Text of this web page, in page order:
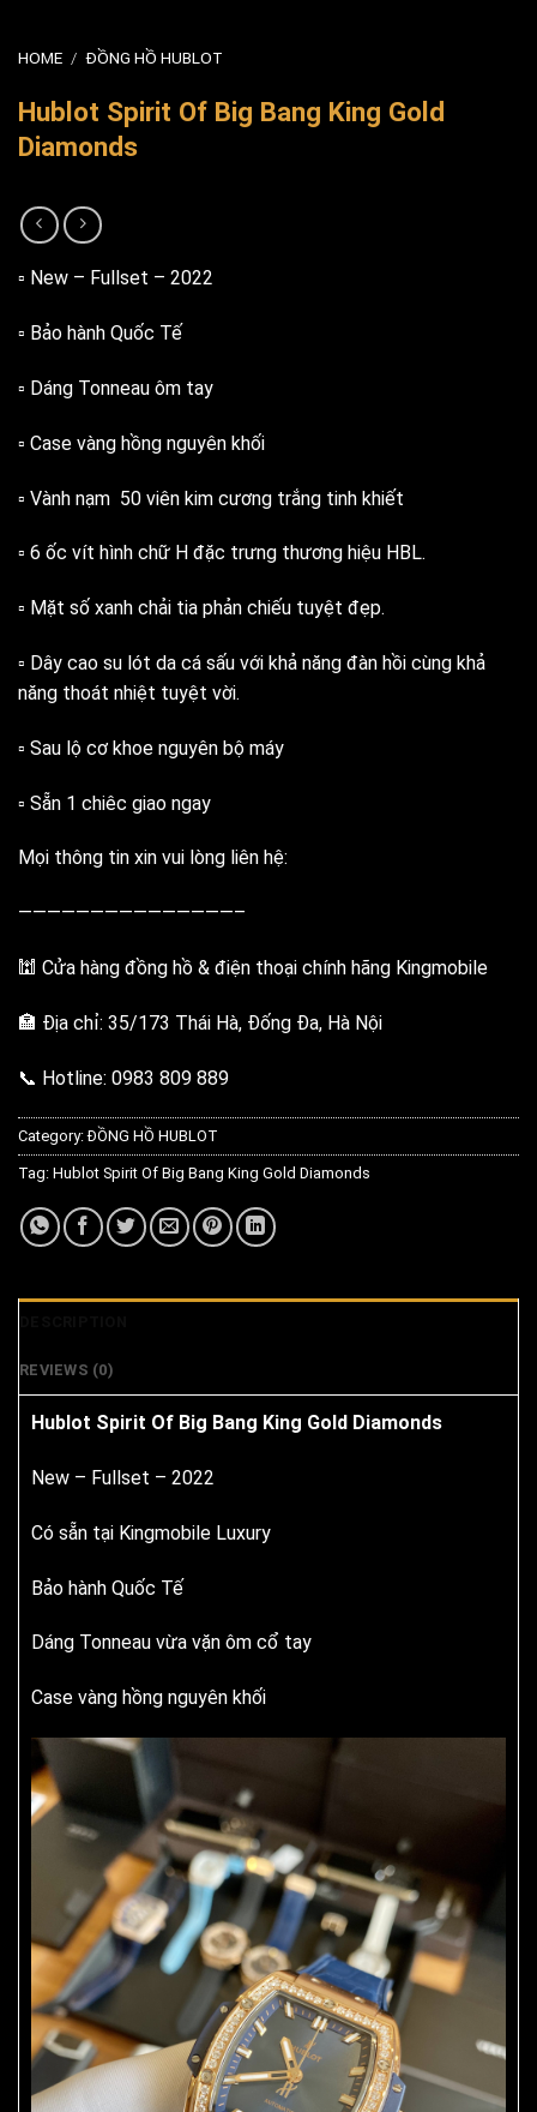
HOME / ĐỒNG HỒ HUBLOT
Hublot Spirit Of Big Bang King Gold
Diamonds
▫️ New – Fullset – 2022
▫️ Bảo hành Quốc Tế
▫️ Dáng Tonneau ôm tay
▫️ Case vàng hồng nguyên khối
▫️ Vành nạm 50 viên kim cương trắng tinh khiết
▫️ 6 ốc vít hình chữ H đặc trưng thương hiệu HBL.
▫️ Mặt số xanh chải tia phản chiếu tuyệt đẹp.
▫️ Dây cao su lót da cá sấu với khả năng đàn hồi cùng khả
năng thoát nhiệt tuyệt vời.
▫️ Sau lộ cơ khoe nguyên bộ máy
▫️ Sẵn 1 chiêc giao ngay
Mọi thông tin xin vui lòng liên hệ:
———————————————–
🕍 Cửa hàng đồng hồ & điện thoại chính hãng Kingmobile
🏣 Địa chỉ: 35/173 Thái Hà, Đống Đa, Hà Nội
📞 Hotline: 0983 809 889
Category:ĐỒNG HỒ HUBLOT
Tag: Hublot Spirit Of Big Bang King Gold Diamonds
REVIEWS (0)
Hublot Spirit Of Big Bang King Gold Diamonds
New – Fullset – 2022
Có sẵn tại Kingmobile Luxury
Bảo hành Quốc Tế
Dáng Tonneau vừa vặn ôm cổ tay
Case vàng hồng nguyên khối